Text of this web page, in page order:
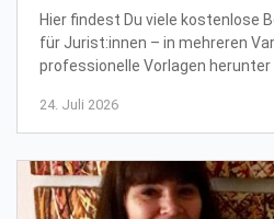
Hier findest Du viele kostenlose
für Jurist:innen – in mehreren
professionelle Vorlagen herunter
24. Juli 2026